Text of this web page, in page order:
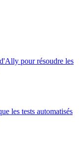
pour résoudre les
les tests automatisés